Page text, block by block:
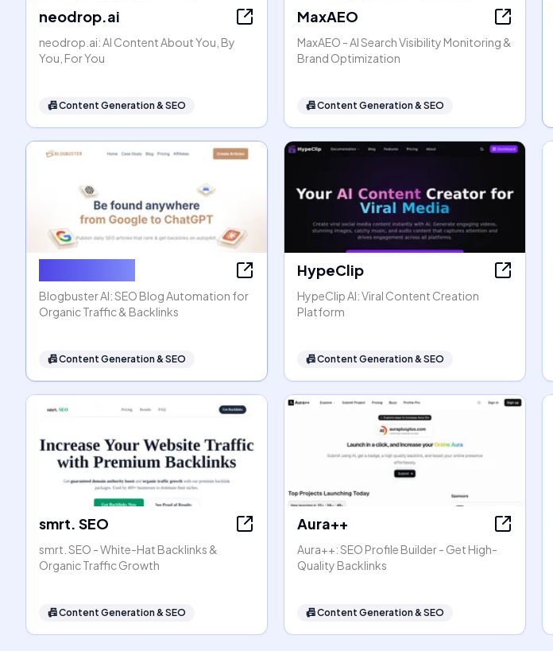
neodrop.ai
neodrop.ai: AI Content About You, By
You, For You
📠Content Generation & SEO
MaxAEO
MaxAEO - AI Search Visibility Monitoring &
Brand Optimization
📠Content Generation & SEO
Blogbuster AI: SEO Blog Automation for
Organic Traffic & Backlinks
📠Content Generation & SEO
HypeClip
HypeClip AI: Viral Content Creation
Platform
📠Content Generation & SEO
smrt. SEO
smrt. SEO - White-Hat Backlinks &
Organic Traffic Growth
📠Content Generation & SEO
Aura++
Aura++: SEO Profile Builder - Get High-
Quality Backlinks
📠Content Generation & SEO